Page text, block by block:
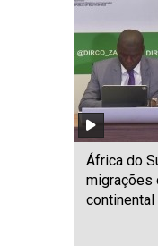
África do
migrações
continental